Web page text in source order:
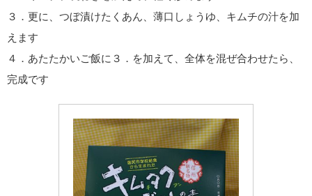
３．更に、つぼ漬けたくあん、薄口しょうゆ、キムチの汁を加
えます
４．あたたかいご飯に３．を加えて、全体を混ぜ合わせたら、
完成です